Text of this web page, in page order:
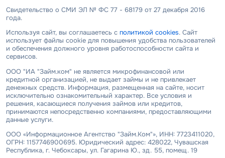
Свидетельство о СМИ ЭЛ № ФС 77 - 68179 от 27 декабря 2016
года.
Используя сайт, вы соглашаетесь с политикой cookies. Сайт
использует файлы cookie для повышения удобства пользователей
и обеспечения должного уровня работоспособности сайта и
сервисов.
ООО "ИА "Займ.ком" не является микрофинансовой или
кредитной организацией, не выдает займы и не привлекает
денежных средств. Информация, размещенная на сайте, носит
исключительно ознакомительный характер. Все условия и
решения, касающиеся получения займов или кредитов,
принимаются непосредственно компаниями, предоставляющими
данные услуги.
ООО «Информационное Агентство "Займ.Ком"», ИНН: 7723411020,
ОГРН: 1157746900695. Юридический адрес: 428022, Чувашская
Республика, г. Чебоксары, ул. Гагарина Ю., зд. 55, помещ. 19